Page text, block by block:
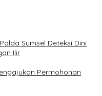
Sumsel Deteksi Dini
Ilir
Permohonan